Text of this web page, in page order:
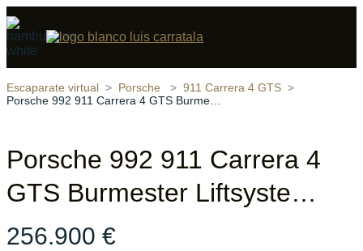
‹ ›
Compartir
Escaparate virtual Porsche
911 Carrera 4 GTS
Porsche 992 911 Carrera 4
GTS Burmester Liftsyste…
256.900 €